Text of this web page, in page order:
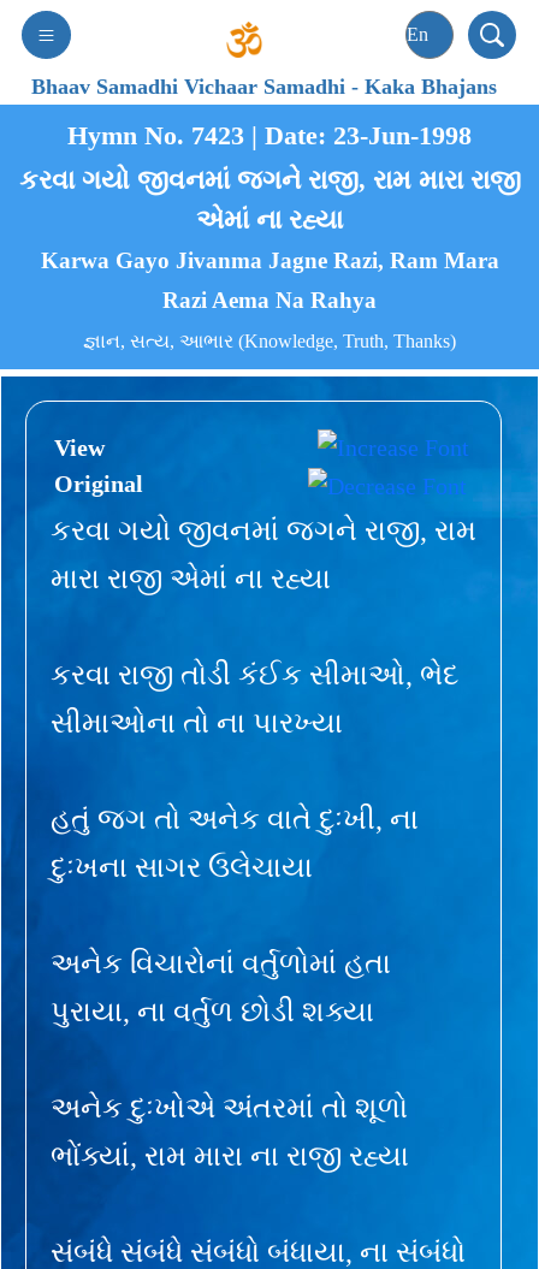
Bhaav Samadhi Vichaar Samadhi-Kaka Bhajans
Hymn No. 7423 | Date: 23-Jun-1998
કરવા ગયો જીવનમાં જગને રાજી, રામ મારા રાજી
એમાં ના રહ્યા
Karwa Gayo Jivanma Jagne Razi, Ram Mara
Razi Aema Na Rahya
જ્ઞાન, સત્ય, આભાર (Knowledge, Truth, Thanks)
View
Original
કરવા ગયો જીવનમાં જગને રાજી, રામ
મારા રાજી એમાં ના રહ્યા
કરવા રાજી તોડી કંઈક સીમાઓ, ભેદ
સીમાઓના તો ના પારખ્યા
હતું જગ તો અનેક વાતે દુઃખી, ના
દુઃખના સાગર ઉલેચાયા
અનેક વિચારોનાં વર્તુળોમાં હતા
પુરાયા, ના વર્તુળ છોડી શક્યા
અનેક દુઃખોએ અંતરમાં તો શૂળો
ભોંક્યાં, રામ મારા ના રાજી રહ્યા
સંબંધે સંબંધે સંબંધો બંધાયા, ના સંબંધો